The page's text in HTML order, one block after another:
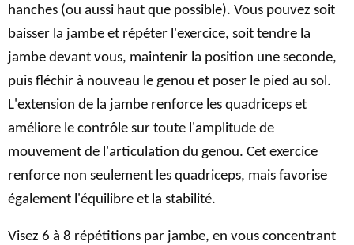
hanches (ou aussi haut que possible). Vous pouvez soit
baisser la jambe et répéter l'exercice, soit tendre la
jambe devant vous, maintenir la position une seconde,
puis fléchir à nouveau le genou et poser le pied au sol.
L'extension de la jambe renforce les quadriceps et
améliore le contrôle sur toute l'amplitude de
mouvement de l'articulation du genou. Cet exercice
renforce non seulement les quadriceps, mais favorise
également l'équilibre et la stabilité.
Visez 6 à 8 répétitions par jambe, en vous concentrant